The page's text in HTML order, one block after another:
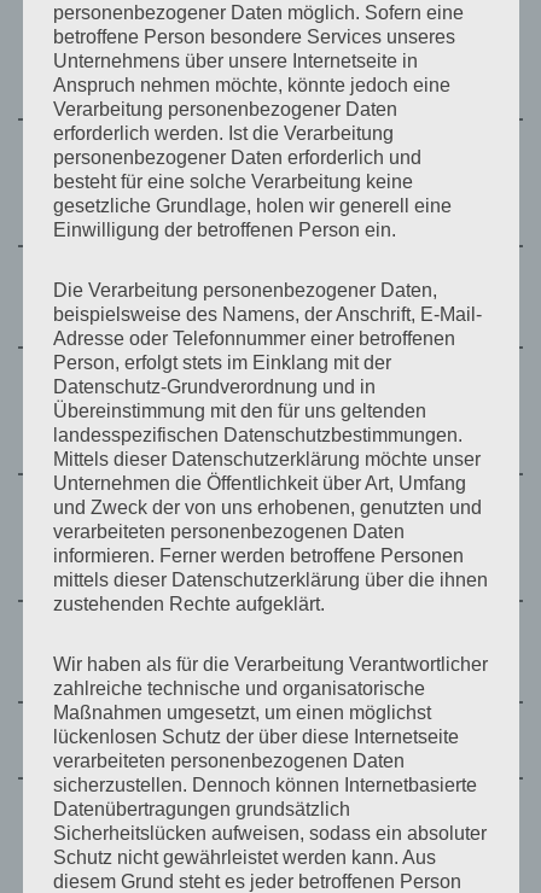
1999
Ärztin im Praktikum an der
Universitätsklinik und Poliklinik für
Innere Medizin III Halle-Wittenberg
1999
Hospitation im Angiologischen
Funktionsbereich der MLU Halle-
Wittenberg
1999 – 2000
Assistenzärztin am
Saalkreiskrankenhaus Wettin
2000 – 2001
Assistenzärztin an der
Universitätsklinik und Poliklinik für
Innere Medizin III Halle-Wittenberg
2002 – 2003
Assistenzärztin am St. Elisabeth
Krankenhaus Halle, Medizinische
Klinik II
Kreiskrankenhaus Köthen
2005 Fachärztin für Innere Medizin
Verteidigung der Dissertation zum
Thema „ Präoperative Diagnostik
und Risikobeurteilung bei Patienten
personenbezogener Daten möglich. Sofern eine
betroffene Person besondere Services unseres
Unternehmens über unsere Internetseite in
Anspruch nehmen möchte, könnte jedoch eine
Verarbeitung personenbezogener Daten
erforderlich werden. Ist die Verarbeitung
personenbezogener Daten erforderlich und
besteht für eine solche Verarbeitung keine
gesetzliche Grundlage, holen wir generell eine
Einwilligung der betroffenen Person ein.
Die Verarbeitung personenbezogener Daten,
beispielsweise des Namens, der Anschrift, E-Mail-
Adresse oder Telefonnummer einer betroffenen
Person, erfolgt stets im Einklang mit der
Datenschutz-Grundverordnung und in
Übereinstimmung mit den für uns geltenden
landesspezifischen Datenschutzbestimmungen.
Mittels dieser Datenschutzerklärung möchte unser
Unternehmen die Öffentlichkeit über Art, Umfang
und Zweck der von uns erhobenen, genutzten und
verarbeiteten personenbezogenen Daten
informieren. Ferner werden betroffene Personen
mittels dieser Datenschutzerklärung über die ihnen
zustehenden Rechte aufgeklärt.
Wir haben als für die Verarbeitung Verantwortlicher
zahlreiche technische und organisatorische
Maßnahmen umgesetzt, um einen möglichst
lückenlosen Schutz der über diese Internetseite
verarbeiteten personenbezogenen Daten
sicherzustellen. Dennoch können Internetbasierte
Datenübertragungen grundsätzlich
Sicherheitslücken aufweisen, sodass ein absoluter
Schutz nicht gewährleistet werden kann. Aus
diesem Grund steht es jeder betroffenen Person